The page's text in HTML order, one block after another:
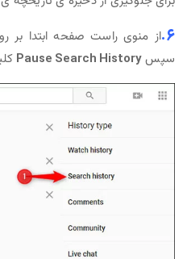
6. از منوی راست صفحه ابتدا بر
سپسPause Search History